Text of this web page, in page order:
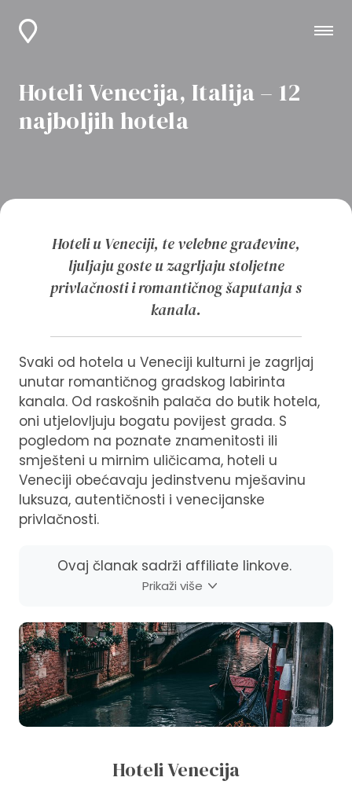
Hoteli Venecija, Italija – 12
najboljih hotela
Hoteli u Veneciji, te velebne građevine,
ljuljaju goste u zagrljaju stoljetne
privlačnosti i romantičnog šaputanja s
kanala.
Svaki od hotela u Veneciji kulturni je zagrljaj
unutar romantičnog gradskog labirinta
kanala. Od raskošnih palača do butik hotela,
oni utjelovljuju bogatu povijest grada. S
pogledom na poznate znamenitosti ili
smješteni u mirnim uličicama, hoteli u
Veneciji obećavaju jedinstvenu mješavinu
luksuza, autentičnosti i venecijanske
privlačnosti.
Ovaj članak sadrži affiliate linkove.
Prikaži više
Hoteli Venecija